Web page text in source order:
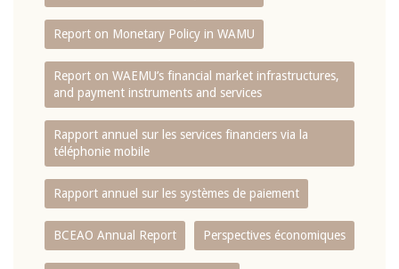
Report on Monetary Policy in WAMU
Report on WAEMU’s financial market infrastructures,
and payment instruments and services
Rapport annuel sur les services financiers via la
téléphonie mobile
Rapport annuel sur les systèmes de paiement
BCEAO Annual Report Perspectives économiques